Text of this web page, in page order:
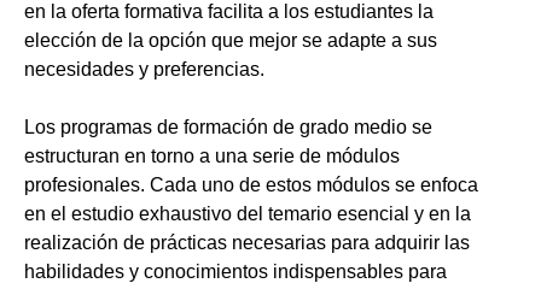
en la oferta formativa facilita a los estudiantes la
elección de la opción que mejor se adapte a sus
necesidades y preferencias.
Los programas de formación de grado medio se
estructuran en torno a una serie de módulos
profesionales. Cada uno de estos módulos se enfoca
en el estudio exhaustivo del temario esencial y en la
realización de prácticas necesarias para adquirir las
habilidades y conocimientos indispensables para